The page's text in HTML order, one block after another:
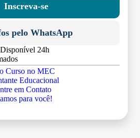
Inscreva-se
pelo WhatsApp
24h
Curso no MEC
Educacional
em Contato
para você!